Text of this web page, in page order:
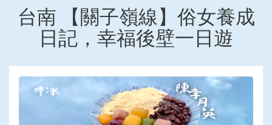
台南 【關子嶺線】俗女養成
日記，幸福後壁一日遊